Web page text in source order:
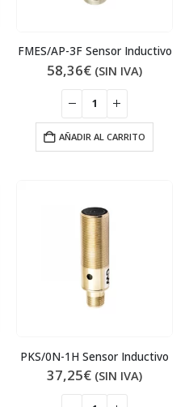
FMES/AP-3F Sensor Inductivo
58,36€ (SIN IVA)
AÑADIR AL CARRITO
PKS/0N-1H Sensor Inductivo
37,25€ (SIN IVA)